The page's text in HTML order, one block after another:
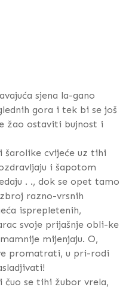
sjena la-gano
gora i tek bi se još
žao ostaviti bujnost i
šarolike cvijeće uz tihi
i šapotom
. ., dok se opet tamo
razno-vrsnih
isprepletenih,
svoje prijašnje obli-ke
mijenjaju. O,
promatrati, u pri-rodi
čuo se tihi žubor vrela,